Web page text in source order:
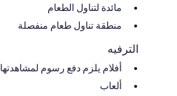
مائدة لتناول الطعام
منطقة تناول طعام منفصلة
الترفيه
أفلام يلزم دفع رسوم لمشاهدتها
ألعاب